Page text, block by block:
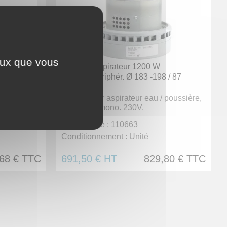
65
€ TTC
Moteur d'aspirateur 1200 W
By-pass périphér. Ø 183 -198 / 87
Moteur pour aspirateur eau / poussière,
normalisé mono. 230V.
Code article : 110663
Conditionnement : Unité
691,50 € HT 829,80 € TTC
que vous